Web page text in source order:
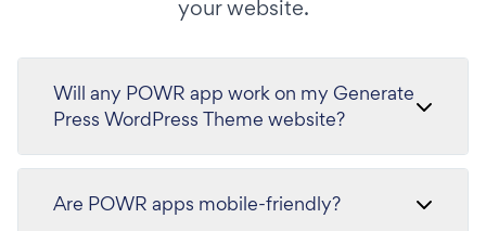
your website.
Will any POWR app work on my Generate
Press WordPress Theme website?
Are POWR apps mobile-friendly?